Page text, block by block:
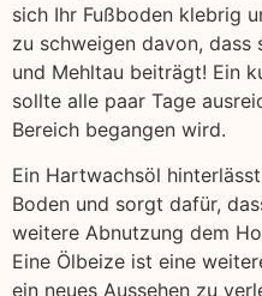
sich Ihr Fußboden klebrig
zu schweigen davon, dass
und Mehltau beiträgt! Ein
sollte alle paar Tage
Bereich begangen wird.
Ein Hartwachsöl
Boden und sorgt dafür,
weitere Abnutzung dem
Eine Ölbeize ist eine
ein neues Aussehen zu